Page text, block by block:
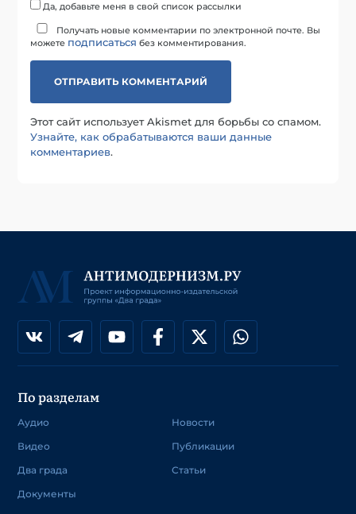
Да, добавьте меня в свой список рассылки
Получать новые комментарии по электронной почте. Вы
можете подписаться без комментирования.
Этот сайт использует Akismet для борьбы со спамом.
Узнайте, как обрабатываются ваши данные
комментариев.
По разделам
Аудио
Видео
Два града
Документы
Новости
Публикации
Статьи